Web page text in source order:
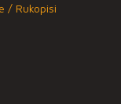
/ Rukopisi